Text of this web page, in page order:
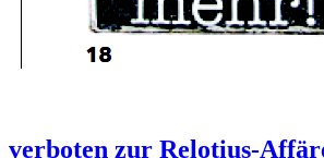
verboten zur Relotius-